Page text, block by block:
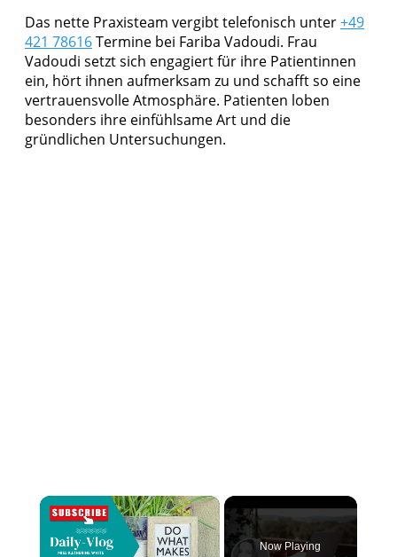
Das nette Praxisteam vergibt telefonisch unter+49
421 78616Termine bei Fariba Vadoudi. Frau
Vadoudi setzt sich engagiert für ihre Patientinnen
ein, hört ihnen aufmerksam zu und schafft so eine
vertrauensvolle Atmosphäre. Patienten loben
besonders ihre einfühlsame Art und die
gründlichen Untersuchungen.
×
Now Playing